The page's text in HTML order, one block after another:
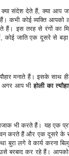
क्या संदेश देते हैं, क्या
कभी कोई व्यक्ति आपको
हैं। इस तरह से रंगों
जाति एक दूसरे से
मनाते हैं। इसके साथ
अगर आप भीहोली का
भी करते हैं। यह एक
करते हैं और एक दूसरे के
बुरा लगे वे कार्य करना
बरबाद कर रहे हैं।